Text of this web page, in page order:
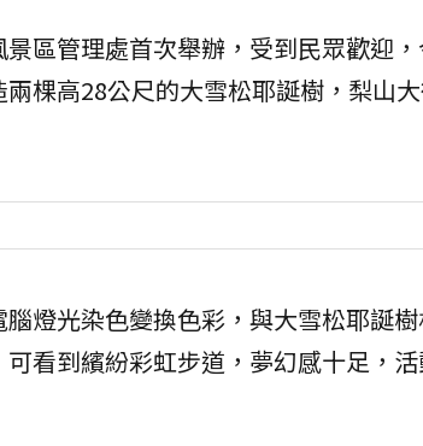
區管理處首次舉辦，受到民眾歡迎
棵高28公尺的大雪松耶誕樹，梨山
燈光染色變換色彩，與大雪松耶誕
看到繽紛彩虹步道，夢幻感十足，